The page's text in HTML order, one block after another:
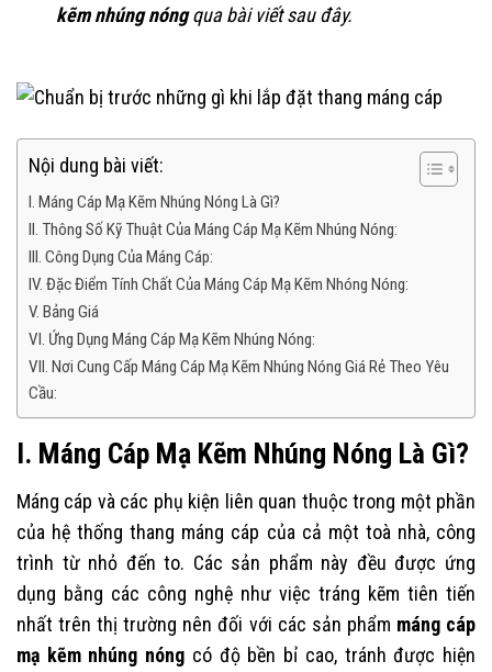
kẽm nhúng nóngqua bài viết sau đây.
Nội dung bài viết:
I. Máng Cáp Mạ Kẽm Nhúng Nóng Là Gì?
II. Thông Số Kỹ Thuật Của Máng Cáp Mạ Kẽm Nhúng Nóng:
III. Công Dụng Của Máng Cáp:
IV. Đặc Điểm Tính Chất Của Máng Cáp Mạ Kẽm Nhóng Nóng:
V. Bảng Giá
VI. Ứng Dụng Máng Cáp Mạ Kẽm Nhúng Nóng:
VII. Nơi Cung Cấp Máng Cáp Mạ Kẽm Nhúng Nóng Giá Rẻ Theo Yêu
Cầu:
I. Máng Cáp Mạ Kẽm Nhúng Nóng Là Gì?
Máng cáp và các phụ kiện liên quan thuộc trong một phần
của hệ thống thang máng cáp của cả một toà nhà, công
trình từ nhỏ đến to. Các sản phẩm này đều được ứng
dụng bằng các công nghệ như việc tráng kẽm tiên tiến
nhất trên thị trường nên đối với các sản phẩm máng cáp
mạ kẽm nhúng nóng có độ bền bỉ cao, tránh được hiện